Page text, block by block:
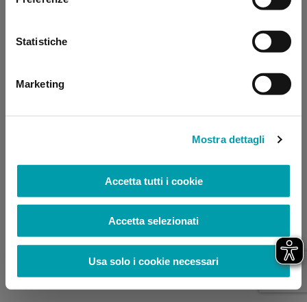
Statistiche
Marketing
Mostra dettagli
Accetta tutti i cookie
Accetta selezionati
Usa solo i cookie necessari
browser console for more information)